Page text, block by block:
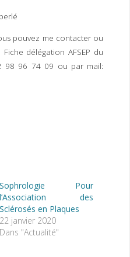
pouvez me contacter ou
délégation AFSEP du
98 96 74 09 ou par mail:
Sophrologie Pour
l’Association des
Sclérosés en Plaques
22 janvier 2020
Dans "Actualité"